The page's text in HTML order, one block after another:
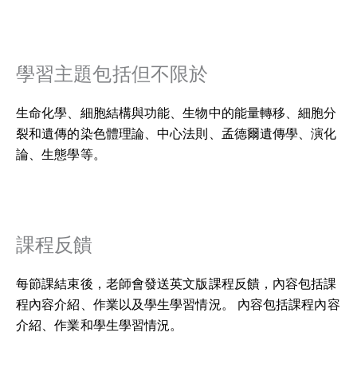
學習主題包括但不限於
生命化學、細胞結構與功能、生物中的能量轉移、細胞分
裂和遺傳的染色體理論、中心法則、孟德爾遺傳學、演化
論、生態學等。
課程反饋
每節課結束後，老師會發送英文版課程反饋，內容包括課
程內容介紹、作業以及學生學習情況。 內容包括課程內容
介紹、作業和學生學習情況。